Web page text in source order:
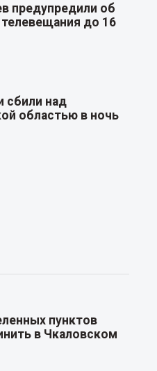
предупредили об
до 16
сбили над
областью в ночь
пунктов
в Чкаловском